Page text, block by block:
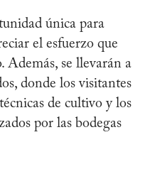
única para
el esfuerzo que
Además, se llevarán a
donde los visitantes
de cultivo y los
por las bodegas